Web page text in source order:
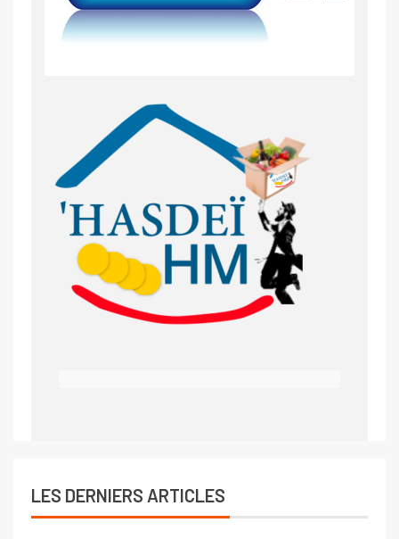
LES DERNIERS ARTICLES